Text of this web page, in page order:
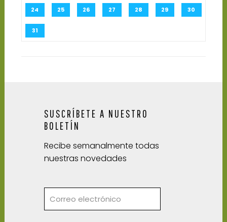
24 25 26 27 28 29 30
31
SUSCRÍBETE A NUESTRO
BOLETÍN
Recibe semanalmente todas
nuestras novedades